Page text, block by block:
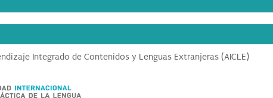
Integrado de Contenidos y Lenguas Extranjeras (AICLE)